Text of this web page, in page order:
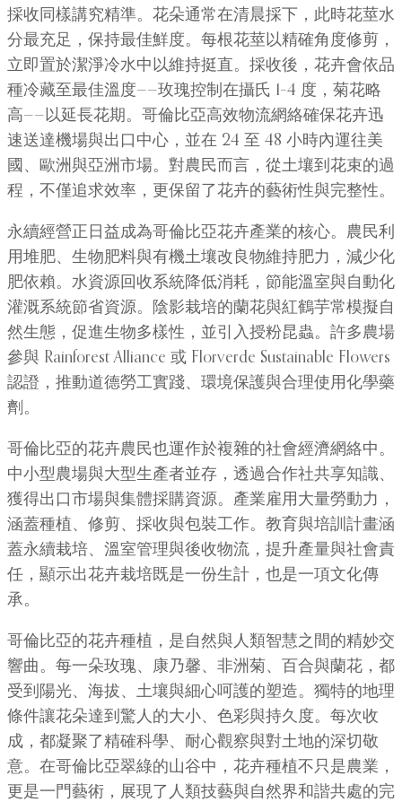
採收同樣講究精準。花朵通常在清晨採下，此時花莖水
分最充足，保持最佳鮮度。每根花莖以精確角度修剪，
立即置於潔淨冷水中以維持挺直。採收後，花卉會依品
種冷藏至最佳溫度——玫瑰控制在攝氏 1–4 度，菊花略
高——以延長花期。哥倫比亞高效物流網絡確保花卉迅
速送達機場與出口中心，並在 24 至 48 小時內運往美
國、歐洲與亞洲市場。對農民而言，從土壤到花束的過
程，不僅追求效率，更保留了花卉的藝術性與完整性。
永續經營正日益成為哥倫比亞花卉產業的核心。農民利
用堆肥、生物肥料與有機土壤改良物維持肥力，減少化
肥依賴。水資源回收系統降低消耗，節能溫室與自動化
灌溉系統節省資源。陰影栽培的蘭花與紅鶴芋常模擬自
然生態，促進生物多樣性，並引入授粉昆蟲。許多農場
參與 Rainforest Alliance 或 Florverde Sustainable Flowers
認證，推動道德勞工實踐、環境保護與合理使用化學藥
劑。
哥倫比亞的花卉農民也運作於複雜的社會經濟網絡中。
中小型農場與大型生產者並存，透過合作社共享知識、
獲得出口市場與集體採購資源。產業雇用大量勞動力，
涵蓋種植、修剪、採收與包裝工作。教育與培訓計畫涵
蓋永續栽培、溫室管理與後收物流，提升產量與社會責
任，顯示出花卉栽培既是一份生計，也是一項文化傳
承。
哥倫比亞的花卉種植，是自然與人類智慧之間的精妙交
響曲。每一朵玫瑰、康乃馨、非洲菊、百合與蘭花，都
受到陽光、海拔、土壤與細心呵護的塑造。獨特的地理
條件讓花朵達到驚人的大小、色彩與持久度。每次收
成，都凝聚了精確科學、耐心觀察與對土地的深切敬
意。在哥倫比亞翠綠的山谷中，花卉種植不只是農業，
更是一門藝術，展現了人類技藝與自然界和諧共處的完